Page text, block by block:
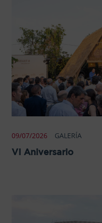
09/07/2026 GALERÍA
VI Aniversario